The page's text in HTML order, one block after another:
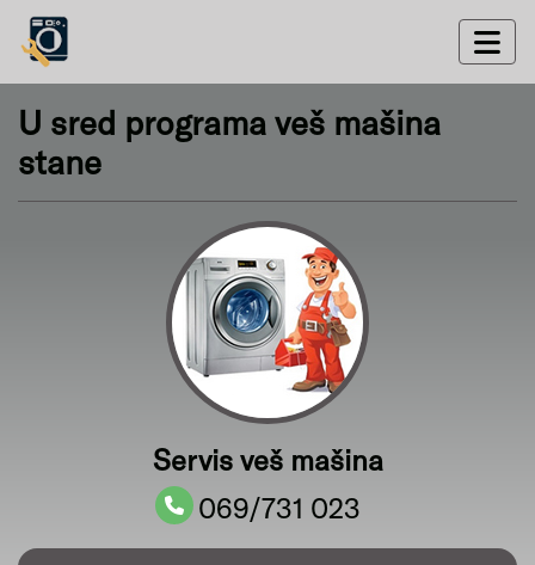
U sred programa veš mašina
stane
Servis veš mašina
069/731 023